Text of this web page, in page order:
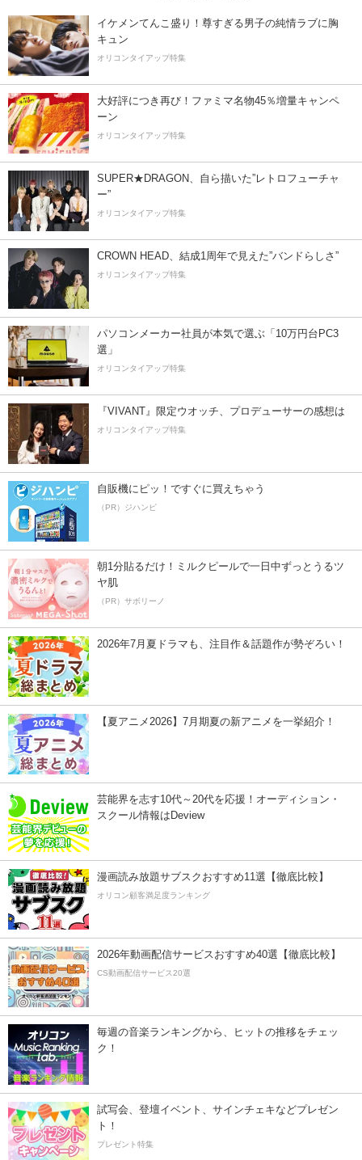
イケメンてんこ盛り！尊すぎる男子の純情ラブに胸
キュン
オリコンタイアップ特集
大好評につき再び！ファミマ名物45％増量キャンペ
ーン
オリコンタイアップ特集
SUPER★DRAGON、自ら描いた”レトロフューチャ
ー”
オリコンタイアップ特集
CROWN HEAD、結成1周年で見えた”バンドらしさ”
オリコンタイアップ特集
パソコンメーカー社員が本気で選ぶ「10万円台PC3
選」
オリコンタイアップ特集
『VIVANT』限定ウオッチ、プロデューサーの感想は
オリコンタイアップ特集
自販機にピッ！ですぐに買えちゃう
（PR）ジハンピ
朝1分貼るだけ！ミルクピールで一日中ずっとうるツ
ヤ肌
（PR）サボリーノ
2026年7月夏ドラマも、注目作＆話題作が勢ぞろい！
【夏アニメ2026】7月期夏の新アニメを一挙紹介！
芸能界を志す10代～20代を応援！オーディション・
スクール情報はDeview
漫画読み放題サブスクおすすめ11選【徹底比較】
オリコン顧客満足度ランキング
2026年動画配信サービスおすすめ40選【徹底比較】
CS動画配信サービス20選
毎週の音楽ランキングから、ヒットの推移をチェッ
ク！
試写会、登壇イベント、サインチェキなどプレゼン
ト！
プレゼント特集